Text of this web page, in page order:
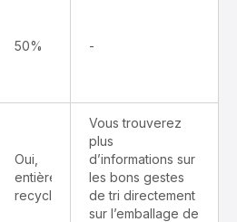
50% -
Oui,
entièrement
recyclable
Vous trouverez
plus
d’informations sur
les bons gestes
de tri directement
sur l’emballage de